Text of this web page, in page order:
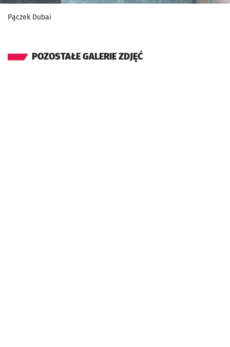
Pączek Dubai
POZOSTAŁE GALERIE ZDJĘĆ